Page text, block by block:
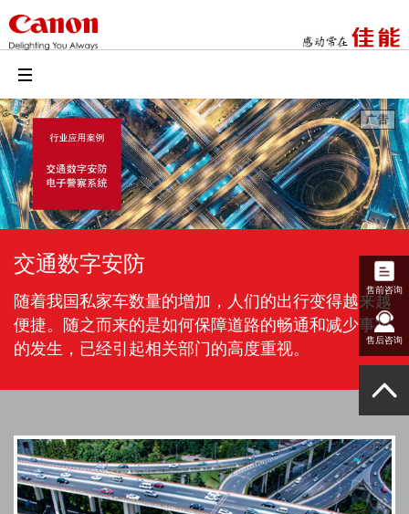
交通数字安防
随着我国私家车数量的增加，人们的出行变得越来越
便捷。随之而来的是如何保障道路的畅通和减少事故
的发生，已经引起相关部门的高度重视。
售前咨询
售后咨询